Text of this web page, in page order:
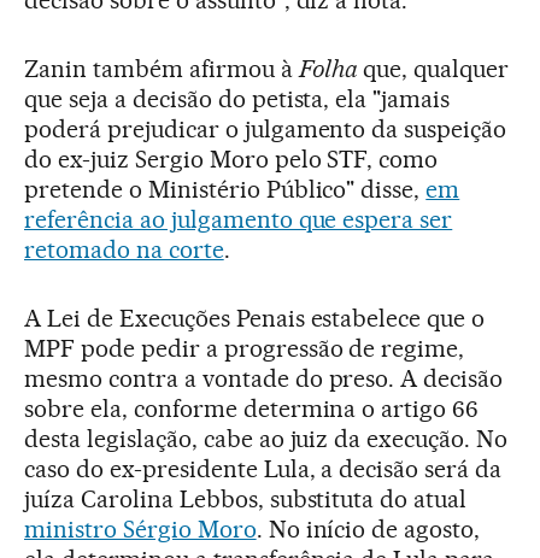
Zanin também afirmou à Folha que, qualquer
que seja a decisão do petista, ela "jamais
poderá prejudicar o julgamento da suspeição
do ex-juiz Sergio Moro pelo STF, como
pretende o Ministério Público" disse,em
referência ao julgamento que espera ser
retomado na corte.
A Lei de Execuções Penais estabelece que o
MPF pode pedir a progressão de regime,
mesmo contra a vontade do preso. A decisão
sobre ela, conforme determina o artigo 66
desta legislação, cabe ao juiz da execução. No
caso do ex-presidente Lula, a decisão será da
juíza Carolina Lebbos, substituta do atual
ministro Sérgio Moro. No início de agosto,